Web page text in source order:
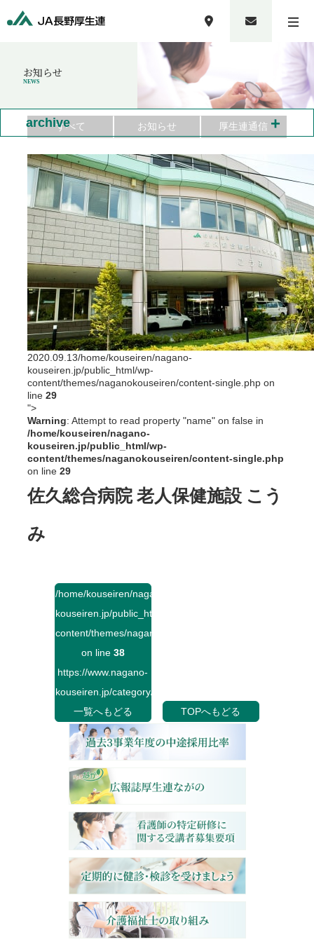
お知らせ
NEWS
すべて お知らせ 厚生連通信
2020.09.13/home/kouseiren/nagano-
kouseiren.jp/public_html/wp-
content/themes/naganokouseiren/content-single.php on
line 29
">
Warning: Attempt to read property "name" on false in
/home/kouseiren/nagano-
kouseiren.jp/public_html/wp-
content/themes/naganokouseiren/content-single.php
on line 29
佐久総合病院 老人保健施設 こう
み
archive +
/home/kouseiren/nagano-
kouseiren.jp/public_html/wp-
content/themes/naganokouseiren/single.php
on line 38
https://www.nagano-
kouseiren.jp/category/">
一覧へもどる
TOPへもどる